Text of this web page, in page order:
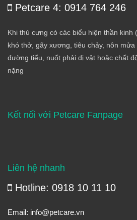
Petcare 4: 0914 764 246
Khi thú cưng có các biểu hiện thần kinh
khó thở, gãy xương, tiêu chảy, nôn
đường tiểu, nuốt phải dị vật hoặc chất
nặng
Kết nối với Petcare Fanpage
Liên hệ nhanh
Hotline: 0918 10 11 10
Email: info@petcare.vn